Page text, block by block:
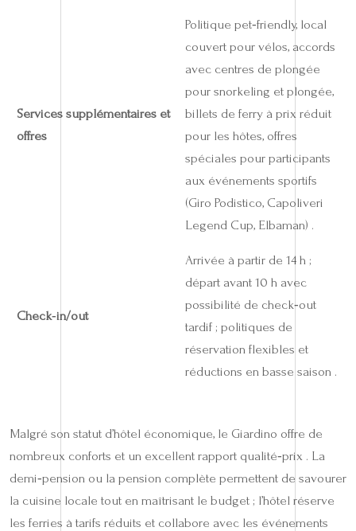
Services supplémentaires et
offres
Politique pet‑friendly, local
couvert pour vélos, accords
avec centres de plongée
pour snorkeling et plongée,
billets de ferry à prix réduit
pour les hôtes, offres
spéciales pour participants
aux événements sportifs
(Giro Podistico, Capoliveri
Legend Cup, Elbaman) .
Check‑in/out
Arrivée à partir de 14 h ;
départ avant 10 h avec
possibilité de check‑out
tardif ; politiques de
réservation flexibles et
réductions en basse saison .
Malgré son statut d’hôtel économique, le Giardino offre de
nombreux conforts et un excellent rapport qualité‑prix . La
demi‑pension ou la pension complète permettent de savourer
la cuisine locale tout en maîtrisant le budget ; l’hôtel réserve
les ferries à tarifs réduits et collabore avec les événements